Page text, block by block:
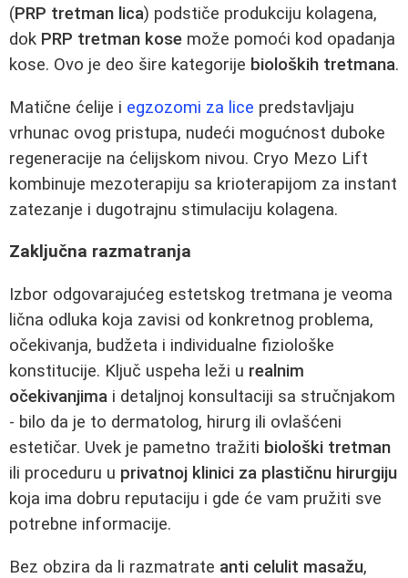
(PRP tretman lica) podstiče produkciju kolagena,
dok PRP tretman kose može pomoći kod opadanja
kose. Ovo je deo šire kategorije bioloških tretmana.
Matične ćelije i egzozomi za lice predstavljaju
vrhunac ovog pristupa, nudeći mogućnost duboke
regeneracije na ćelijskom nivou. Cryo Mezo Lift
kombinuje mezoterapiju sa krioterapijom za instant
zatezanje i dugotrajnu stimulaciju kolagena.
Zaključna razmatranja
Izbor odgovarajućeg estetskog tretmana je veoma
lična odluka koja zavisi od konkretnog problema,
očekivanja, budžeta i individualne fiziološke
konstitucije. Ključ uspeha leži u realnim
očekivanjima i detaljnoj konsultaciji sa stručnjakom
- bilo da je to dermatolog, hirurg ili ovlašćeni
estetičar. Uvek je pametno tražiti biološki tretman
ili proceduru u privatnoj klinici za plastičnu hirurgiju
koja ima dobru reputaciju i gde će vam pružiti sve
potrebne informacije.
Bez obzira da li razmatrate anti celulit masažu,